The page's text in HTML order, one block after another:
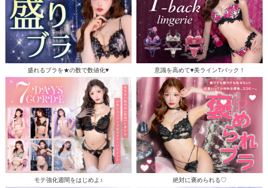
盛れるブラを★の数で数値化♥ 意識を高めて♥美ラインTバック！
モテ強化週間をはじめよ♪ 絶対に褒められる♡